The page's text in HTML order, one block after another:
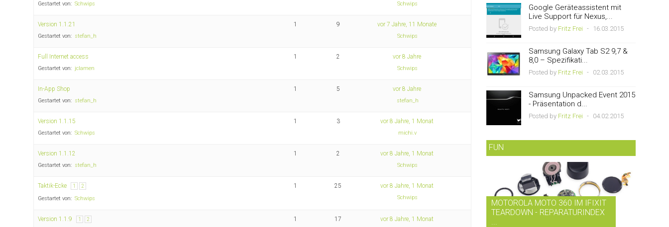
Gestartet von: Schwips Schwips
Version 1.1.21
Gestartet von: stefan_h
1 9 vor 7 Jahre, 11 Monate
Schwips
Full Internet access
Gestartet von: jclamen
1 2 vor 8 Jahre
Schwips
In-App Shop
Gestartet von: stefan_h
1 5 vor 8 Jahre
stefan_h
Version 1.1.15
Gestartet von: Schwips
1 3 vor 8 Jahre, 1 Monat
michi.v
Version 1.1.12
Gestartet von: stefan_h
1 2 vor 8 Jahre, 1 Monat
Schwips
Taktik-Ecke 1 2
Gestartet von: Schwips
1 25 vor 8 Jahre, 1 Monat
Schwips
Version 1.1.9 1 2 1 17 vor 8 Jahre, 1 Monat
Google Geräteassistent mit
Live Support für Nexus,...
Posted by Fritz Frei - 16.03.2015
Samsung Galaxy Tab S2 9,7 &
8,0 – Spezifikati...
Posted by Fritz Frei - 02.03.2015
Samsung Unpacked Event 2015
- Präsentation d...
Posted by Fritz Frei - 04.02.2015
FUN
MOTOROLA MOTO 360 IM IFIXIT
TEARDOWN - REPARATURINDEX
...